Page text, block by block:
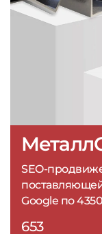
SEO-
Google по
653